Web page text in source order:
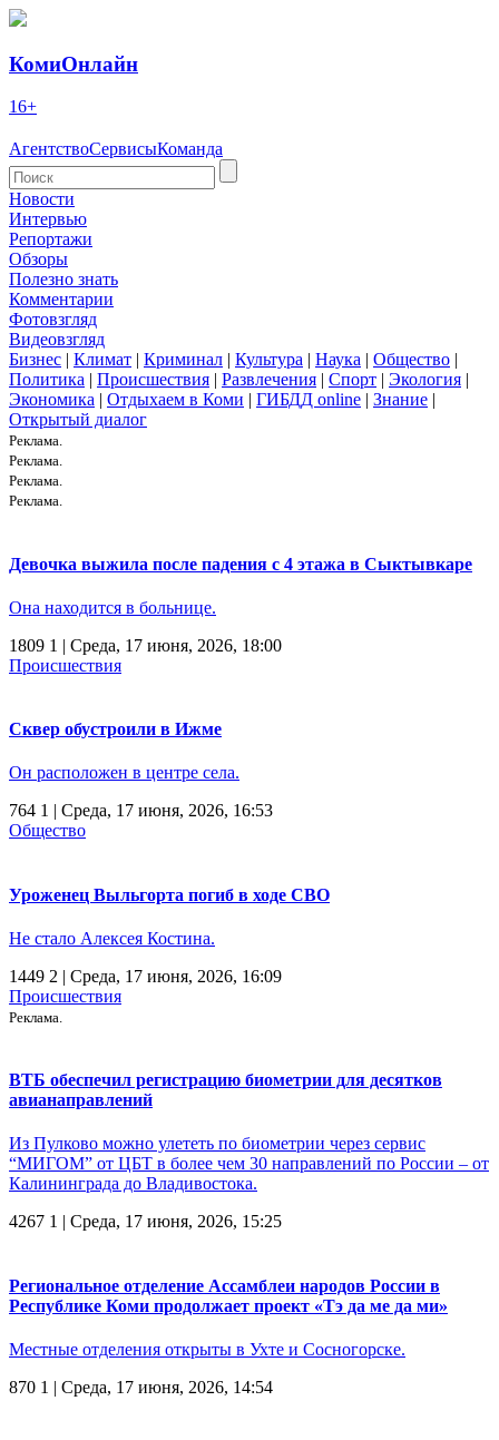
КомиОнлайн
16+
АгентствоСервисыКоманда
Новости
Интервью
Репортажи
Обзоры
Полезно знать
Комментарии
Фотовзгляд
Видеовзгляд
Бизнес | Климат | Криминал | Культура | Наука | Общество |
Политика | Происшествия | Развлечения | Спорт | Экология |
Экономика | Отдыхаем в Коми | ГИБДД online | Знание |
Открытый диалог
Реклама.
Реклама.
Реклама.
Реклама.
Девочка выжила после падения с 4 этажа в Сыктывкаре
Она находится в больнице.
1809 1 | Среда, 17 июня, 2026, 18:00
Происшествия
Сквер обустроили в Ижме
Он расположен в центре села.
764 1 | Среда, 17 июня, 2026, 16:53
Общество
Уроженец Выльгорта погиб в ходе СВО
Не стало Алексея Костина.
1449 2 | Среда, 17 июня, 2026, 16:09
Происшествия
Реклама.
ВТБ обеспечил регистрацию биометрии для десятков
авианаправлений
Из Пулково можно улететь по биометрии через сервис
“МИГОМ” от ЦБТ в более чем 30 направлений по России – от
Калининграда до Владивостока.
4267 1 | Среда, 17 июня, 2026, 15:25
Региональное отделение Ассамблеи народов России в
Республике Коми продолжает проект «Тэ да ме да ми»
Местные отделения открыты в Ухте и Сосногорске.
870 1 | Среда, 17 июня, 2026, 14:54